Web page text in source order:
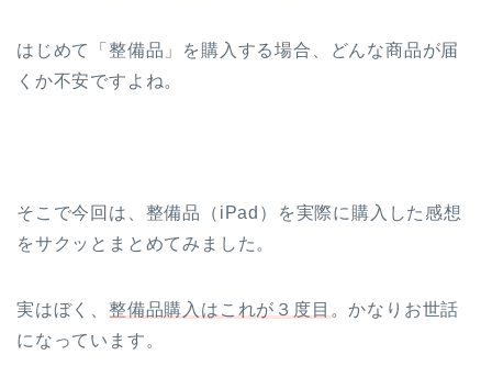
はじめて「整備品」を購入する場合、どんな商品が届
くか不安ですよね。
そこで今回は、整備品（iPad）を実際に購入した感想
をサクッとまとめてみました。
実はぼく、 整備品購入はこれが３度目 。かなりお世話
になっています。